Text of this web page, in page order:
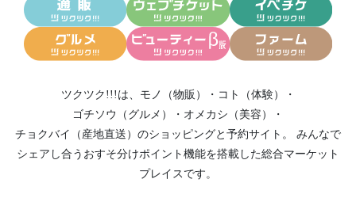
ツクツク!!!は、 モノ（物販） ・ コト（体験）
・
ゴチソウ（グルメ）
・ オメカシ（美容）
・
チョクバイ（産地直送） のショッピングと予約サイト。
みんなで
シェアし合う おすそ分けポイント機能を搭載した総合マーケット
プレイスです。